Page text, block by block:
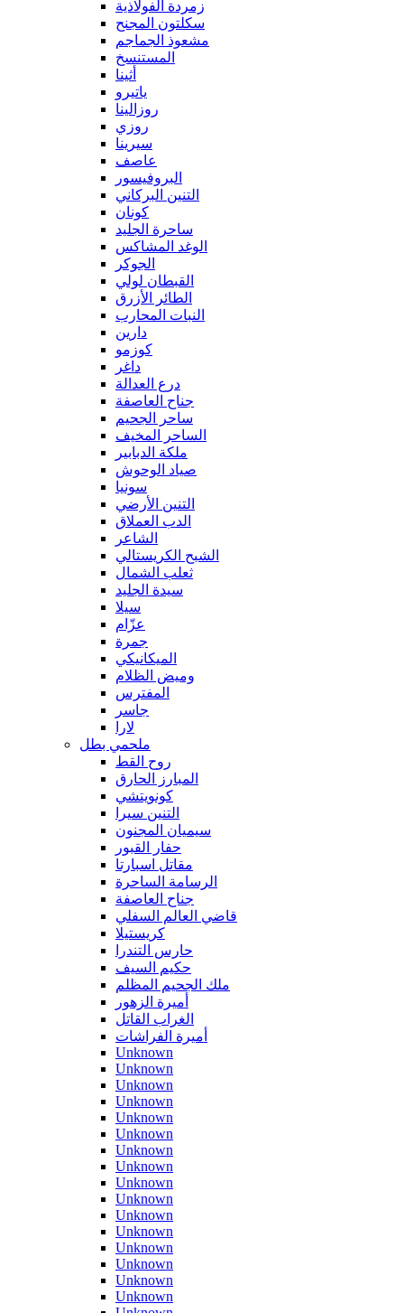
زمردة الفولاذية
سكلتون المجنح
مشعوذ الجماجم
المستنسخ
أثينا
ياتيرو
روزالينا
روزي
سيرينا
عاصف
البروفيسور
التنين البركاني
كونان
ساحرة الجليد
الوغد المشاكس
الجوكر
القبطان لولي
الطائر الأزرق
النبات المحارب
دارين
كوزمو
داغر
درع العدالة
جناح العاصفة
ساحر الجحيم
الساحر المخيف
ملكة الدبابير
صياد الوحوش
سونيا
التنين الأرضي
الدب العملاق
الشاعر
الشبح الكريستالي
ثعلب الشمال
سيدة الجليد
سيلا
عزّام
جمرة
الميكانيكي
وميض الظلام
المفترس
جاسر
لارا
ملحمي بطل
روح القط
المبارز الحارق
كونويتشي
التنين سيرا
سيميان المجنون
حفار القبور
مقاتل اسبارتا
الرسامة الساحرة
جناح العاصفة
قاضي العالم السفلي
كريستيلا
حارس التندرا
حكيم السيف
ملك الجحيم المظلم
أميرة الزهور
الغراب القاتل
أميرة الفراشات
Unknown
Unknown
Unknown
Unknown
Unknown
Unknown
Unknown
Unknown
Unknown
Unknown
Unknown
Unknown
Unknown
Unknown
Unknown
Unknown